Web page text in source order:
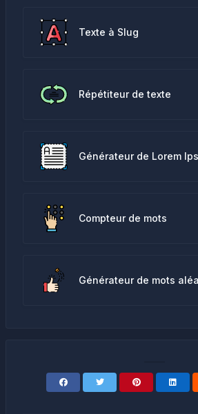
Texte à Slug
Répétiteur de texte
Générateur de Lorem
Compteur de mots
Générateur de mots